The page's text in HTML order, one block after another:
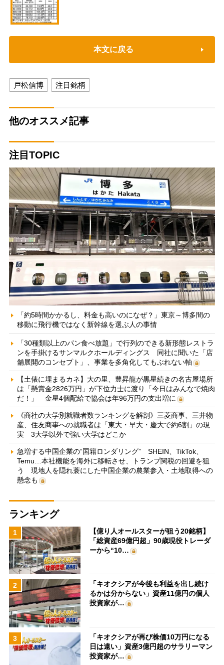
本文に戻る
戸松信博 注目銘柄
他のオススメ記事
注目TOPIC
「約5時間かかるし、料金も高いのになぜ？」東京～博多間の
移動に飛行機ではなく新幹線を選ぶ人の事情
「30種類以上のパン食べ放題」で行列のできる新形態レストラ
ンを手掛けるサンマルクホールディングス 同社に聞いた「店
舗展開のコンセプト」、事業を多角化してもぶれない軸
【土俵に埋まるカネ】大の里、豊昇龍が黒星続きの名古屋場所
は「懸賞金2826万円」が下位力士に渡り「今日はみんなで焼肉
だ！」 金星4個配給で協会は年96万円の支出増に
《商社の大学別就職者数ランキングを解剖》三菱商事、三井物
産、住友商事への就職者は「東大・早大・慶大で約6割」の現
実 3大学以外で強い大学はどこか
急増する中国企業の“国籍ロンダリング” SHEIN、TikTok、
Temu…本社機能を海外に移転させ、トランプ関税の回避を狙
う 現地人を隠れ蓑にした中国企業の農業参入・土地取得への
懸念も
ランキング
1
【億り人オールスターが狙う20銘柄】
「総資産69億円超」90歳現役トレーダ
ーから“10…
2
「キオクシアが今後も利益を出し続け
るかは分からない」資産11億円の個人
投資家が…
3
「キオクシアが再び株価10万円になる
日は遠い」資産3億円超のサラリーマン
投資家が…